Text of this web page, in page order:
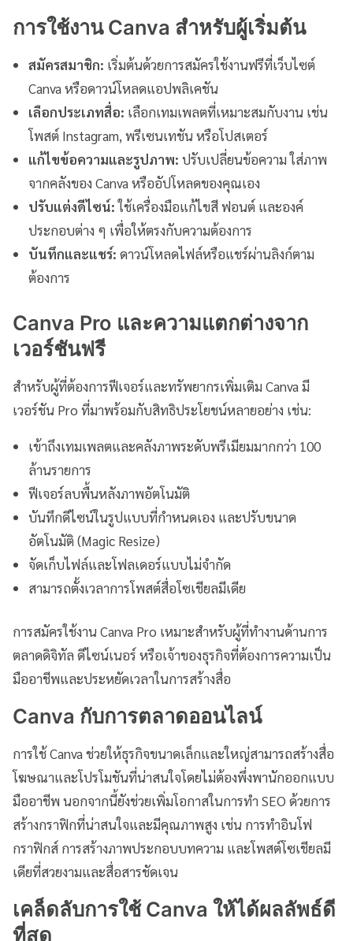
การใช้งาน Canva สำหรับผู้เริ่มต้น
สมัครสมาชิก: เริ่มต้นด้วยการสมัครใช้งานฟรีที่เว็บไซต์
Canva หรือดาวน์โหลดแอปพลิเคชัน
เลือกประเภทสื่อ: เลือกเทมเพลตที่เหมาะสมกับงาน เช่น
โพสต์ Instagram, พรีเซนเทชัน หรือโปสเตอร์
แก้ไขข้อความและรูปภาพ: ปรับเปลี่ยนข้อความ ใส่ภาพ
จากคลังของ Canva หรืออัปโหลดของคุณเอง
ปรับแต่งดีไซน์:ใช้เครื่องมือแก้ไขสี ฟอนต์ และองค์
ประกอบต่าง ๆ เพื่อให้ตรงกับความต้องการ
บันทึกและแชร์: ดาวน์โหลดไฟล์หรือแชร์ผ่านลิงก์ตาม
ต้องการ
Canva Pro และความแตกต่างจาก
เวอร์ชันฟรี
สำหรับผู้ที่ต้องการฟีเจอร์และทรัพยากรเพิ่มเติม Canva มี
เวอร์ชัน Pro ที่มาพร้อมกับสิทธิประโยชน์หลายอย่าง เช่น:
เข้าถึงเทมเพลตและคลังภาพระดับพรีเมียมมากกว่า 100
ล้านรายการ
ฟีเจอร์ลบพื้นหลังภาพอัตโนมัติ
บันทึกดีไซน์ในรูปแบบที่กำหนดเอง และปรับขนาด
อัตโนมัติ (Magic Resize)
จัดเก็บไฟล์และโฟลเดอร์แบบไม่จำกัด
สามารถตั้งเวลาการโพสต์สื่อโซเชียลมีเดีย
การสมัครใช้งาน Canva Pro เหมาะสำหรับผู้ที่ทำงานด้านการ
ตลาดดิจิทัล ดีไซน์เนอร์ หรือเจ้าของธุรกิจที่ต้องการความเป็น
มืออาชีพและประหยัดเวลาในการสร้างสื่อ
Canva กับการตลาดออนไลน์
การใช้ Canva ช่วยให้ธุรกิจขนาดเล็กและใหญ่สามารถสร้างสื่อ
โฆษณาและโปรโมชันที่น่าสนใจโดยไม่ต้องพึ่งพานักออกแบบ
มืออาชีพ นอกจากนี้ยังช่วยเพิ่มโอกาสในการทำ SEO ด้วยการ
สร้างกราฟิกที่น่าสนใจและมีคุณภาพสูง เช่น การทำอินโฟ
กราฟิกส์ การสร้างภาพประกอบบทความ และโพสต์โซเชียลมี
เดียที่สวยงามและสื่อสารชัดเจน
เคล็ดลับการใช้ Canva ให้ได้ผลลัพธ์ดี
ที่สุด